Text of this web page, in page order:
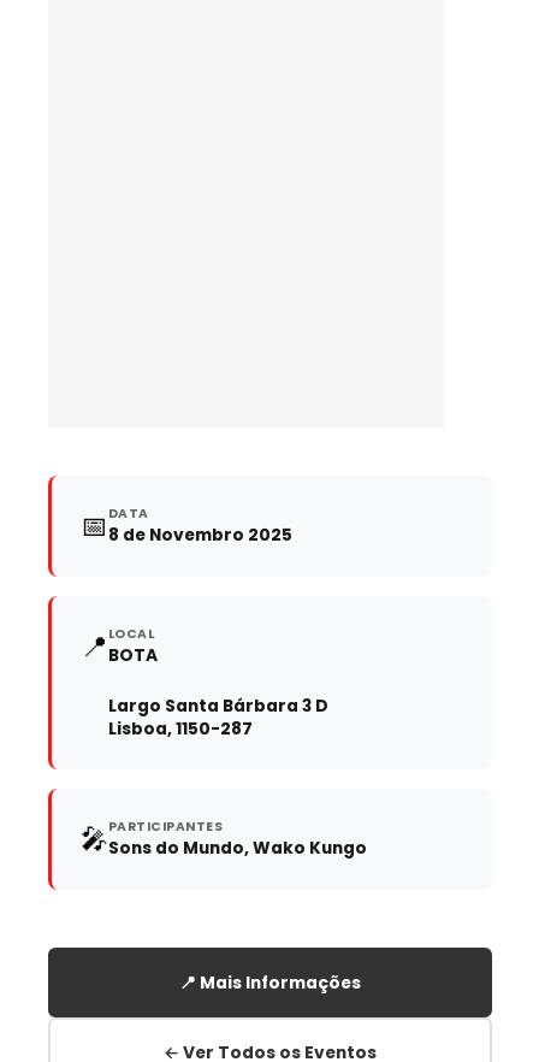
📅 DATA
8 de Novembro 2025
📍 LOCAL
BOTA
Largo Santa Bárbara 3 D
Lisboa, 1150-287
🎤PARTICIPANTES
Sons do Mundo, Wako Kungo
📍 Mais Informações
← Ver Todos os Eventos